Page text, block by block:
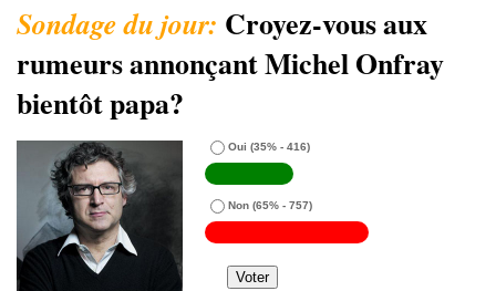
Croyez-vous aux
rumeurs annonçant Michel Onfray
bientôt papa?
Oui (35% - 416)
Non (65% - 757)